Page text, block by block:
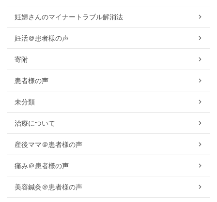
妊婦さんのマイナートラブル解消法
妊活＠患者様の声
寄附
患者様の声
未分類
治療について
産後ママ＠患者様の声
痛み＠患者様の声
美容鍼灸＠患者様の声